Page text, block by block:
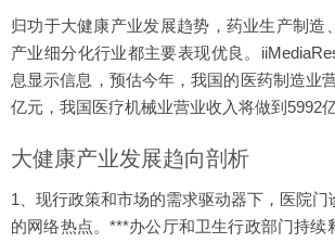
归功于大健康产业发展趋势，药业生产制造
产业细分化行业都主要表现优良。
息显示信息，预估今年，我国的医药制造业
亿元，我国医疗机械业营业收入将做到5992亿
大健康产业发展趋向剖析
1、现行政策和市场的需求驱动器下，医院
的网络热点。***办公厅和卫生行政部门持续